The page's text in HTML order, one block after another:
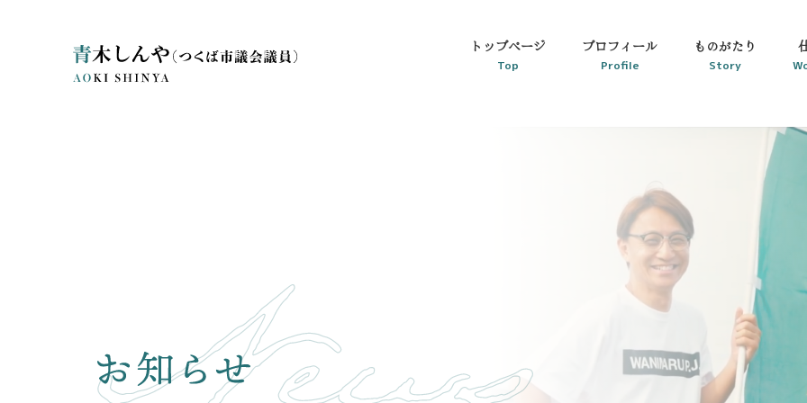
トップページ
Top
プロフィール
Profile
ものがたり
Story